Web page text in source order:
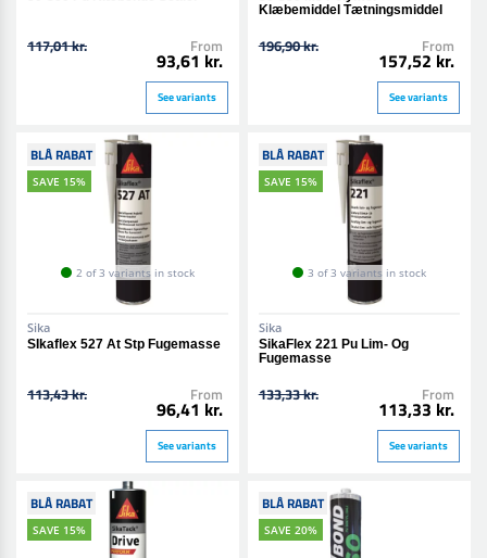
117,01 kr. From
93,61 kr.
See variants
Klæbemiddel Tætningsmiddel
196,90 kr. From
157,52 kr.
See variants
BLÅ RABAT
SAVE 15%
2 of 3 variants in stock
Sika
SIkaflex 527 At Stp Fugemasse
113,43 kr. From
96,41 kr.
See variants
BLÅ RABAT
SAVE 15%
3 of 3 variants in stock
Sika
SikaFlex 221 Pu Lim- Og
Fugemasse
133,33 kr. From
113,33 kr.
See variants
BLÅ RABAT
SAVE 15%
BLÅ RABAT
SAVE 20%